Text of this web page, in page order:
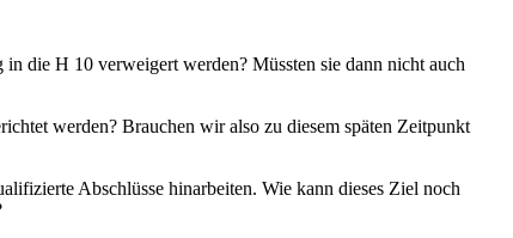
die H 10 verweigert werden? Müssten sie dann nicht auch
werden? Brauchen wir also zu diesem späten Zeitpunkt
Abschlüsse hinarbeiten. Wie kann dieses Ziel noch